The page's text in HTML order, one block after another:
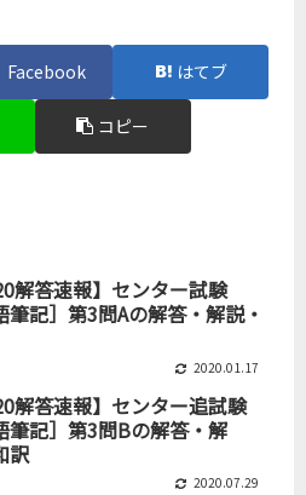
Facebook はてブ
コピー
解答速報】センター試験
筆記］第3問Aの解答・解説・
2020.01.17
解答速報】センター追試験
筆記］第3問Bの解答・解
訳
2020.07.29